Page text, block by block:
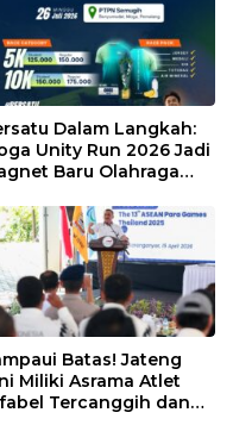
Dalam Langkah:
Unity Run 2026 Jadi
Baru Olahraga
Batas! Jateng
Miliki Asrama Atlet
Tercanggih dan